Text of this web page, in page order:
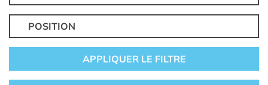
POSITION
APPLIQUER LE FILTRE